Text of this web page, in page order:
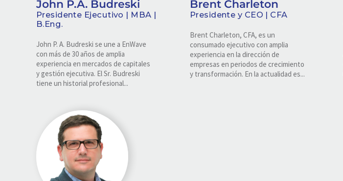
John P.A. Budreski
Presidente Ejecutivo | MBA |
B.Eng.
John P. A. Budreski se une a EnWave
con más de 30 años de amplia
experiencia en mercados de capitales
y gestión ejecutiva. El Sr. Budreski
tiene un historial profesional...
Brent Charleton
Presidente y CEO | CFA
Brent Charleton, CFA, es un
consumado ejecutivo con amplia
experiencia en la dirección de
empresas en periodos de crecimiento
y transformación. En la actualidad es...